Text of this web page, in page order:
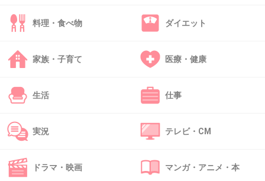
36. 匿名 2013/02/03(日) 18:44:33
さすがフジの女子アナだと思います。
37. 匿名 2013/02/03(日) 18:53:49
料理・食べ物 ダイエット
家族・子育て 医療・健康
生活 仕事
実況 テレビ・CM
ドラマ・映画 マンガ・アニメ・本